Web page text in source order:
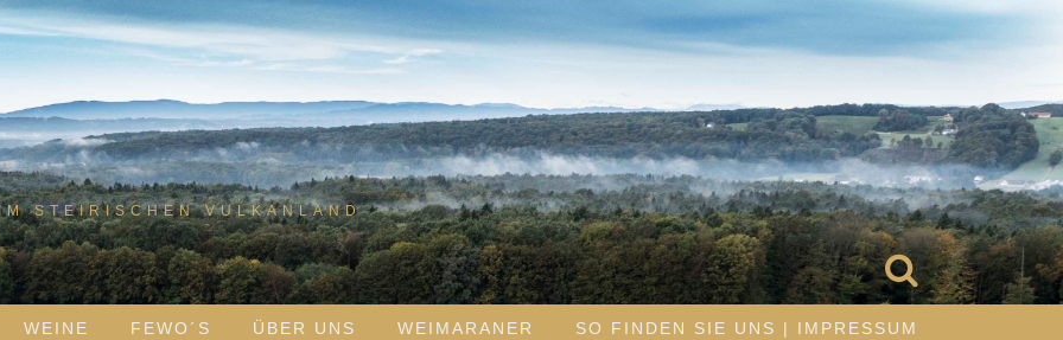
STEIRISCHEN VULKANLAND
WEINE FEWO´S ÜBER UNS WEIMARANER SO FINDEN SIE UNS | IMPRESSUM